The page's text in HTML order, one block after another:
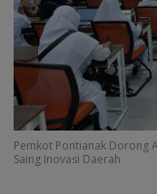
Pemkot Pontianak Dorong
Saing Inovasi Daerah